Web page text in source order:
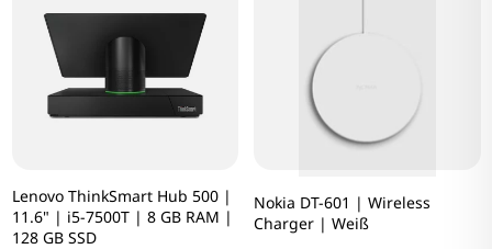
Lenovo ThinkSmart Hub 500 |
11.6" | i5-7500T | 8 GB RAM |
128 GB SSD
Nokia DT-601 | Wireless
Charger | Weiß